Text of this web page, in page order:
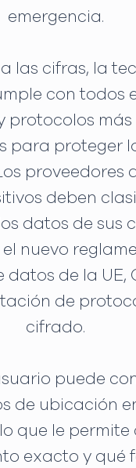
emergencia.
las cifras, la
con todos
protocolos más
para proteger
proveedores
deben
datos de sus
nuevo
de la UE,
de
cifrado.
puede
de ubicación
que le permite
exacto y qué